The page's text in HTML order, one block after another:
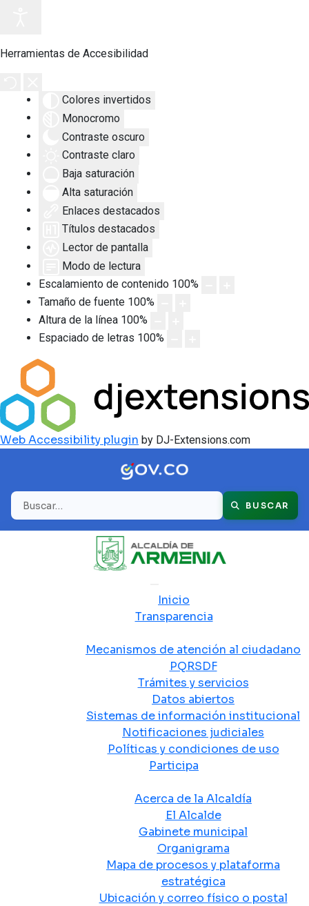
Herramientas de Accesibilidad
Colores invertidos
Monocromo
Contraste oscuro
Contraste claro
Baja saturación
Alta saturación
Enlaces destacados
Títulos destacados
Lector de pantalla
Modo de lectura
Escalamiento de contenido 100%
Tamaño de fuente 100%
Altura de la línea 100%
Espaciado de letras 100%
Web Accessibility plugin by DJ-Extensions.com
Buscar BUSCAR
Inicio
Transparencia
Mecanismos de atención al ciudadano
PQRSDF
Trámites y servicios
Datos abiertos
Sistemas de información institucional
Notificaciones judiciales
Políticas y condiciones de uso
Participa
Acerca de la Alcaldía
El Alcalde
Gabinete municipal
Organigrama
Mapa de procesos y plataforma
estratégica
Ubicación y correo físico o postal